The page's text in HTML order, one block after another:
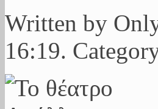
Written by
16:19.